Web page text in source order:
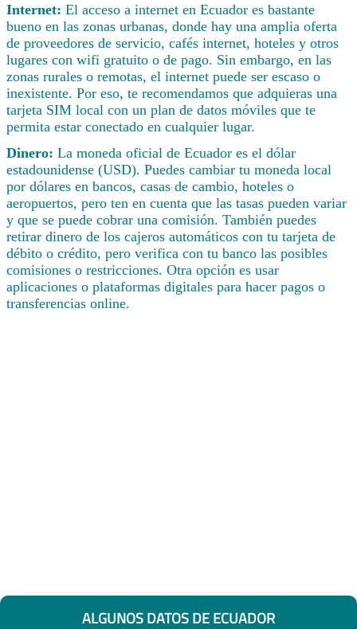
Internet: El acceso a internet en Ecuador es bastante
bueno en las zonas urbanas, donde hay una amplia oferta
de proveedores de servicio, cafés internet, hoteles y otros
lugares con wifi gratuito o de pago. Sin embargo, en las
zonas rurales o remotas, el internet puede ser escaso o
inexistente. Por eso, te recomendamos que adquieras una
tarjeta SIM local con un plan de datos móviles que te
permita estar conectado en cualquier lugar.
Dinero: La moneda oficial de Ecuador es el dólar
estadounidense (USD). Puedes cambiar tu moneda local
por dólares en bancos, casas de cambio, hoteles o
aeropuertos, pero ten en cuenta que las tasas pueden variar
y que se puede cobrar una comisión. También puedes
retirar dinero de los cajeros automáticos con tu tarjeta de
débito o crédito, pero verifica con tu banco las posibles
comisiones o restricciones. Otra opción es usar
aplicaciones o plataformas digitales para hacer pagos o
transferencias online.
ALGUNOS DATOS DE ECUADOR